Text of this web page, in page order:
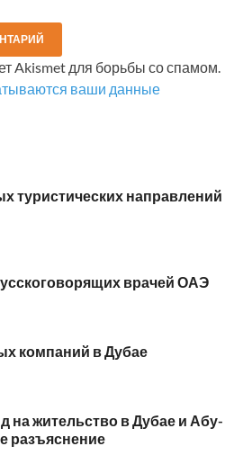
Akismet для борьбы со спамом.
ваши данные
туристических направлений
врачей ОАЭ
компаний в Дубае
на жительство в Дубае и Абу-
разъяснение